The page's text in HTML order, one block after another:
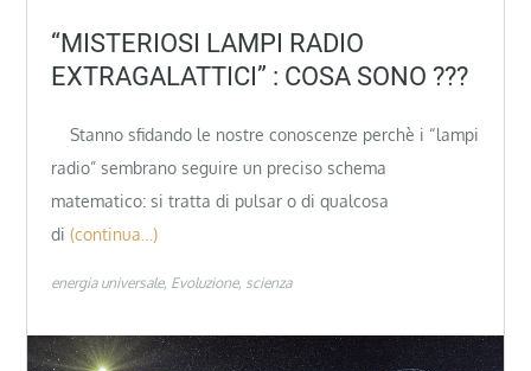
“MISTERIOSI LAMPI RADIO
EXTRAGALATTICI” : COSA SONO ???
Stanno sfidando le nostre conoscenze perchè i “lampi
radio” sembrano seguire un preciso schema
matematico: si tratta di pulsar o di qualcosa
di (continua…)
energia universale Evoluzione scienza